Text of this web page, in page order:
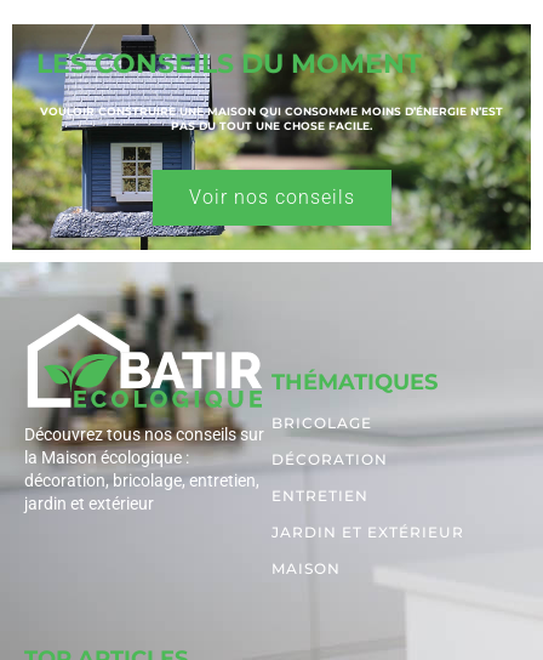
LES CONSEILS DU MOMENT
VOULOIR CONSTRUIRE UNE MAISON QUI CONSOMME MOINS D’ÉNERGIE N’EST
PAS DU TOUT UNE CHOSE FACILE.
Voir nos conseils
Découvrez tous nos conseils sur
la Maison écologique :
décoration, bricolage, entretien,
jardin et extérieur
THÉMATIQUES
BRICOLAGE
DÉCORATION
ENTRETIEN
JARDIN ET EXTÉRIEUR
MAISON